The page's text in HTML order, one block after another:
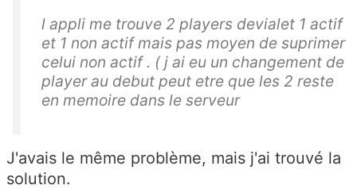
l appli me trouve 2 players devialet 1 actif
et 1 non actif mais pas moyen de suprimer
celui non actif . ( j ai eu un changement de
player au debut peut etre que les 2 reste
en memoire dans le serveur
J'avais le même problème, mais j'ai trouvé la
solution.